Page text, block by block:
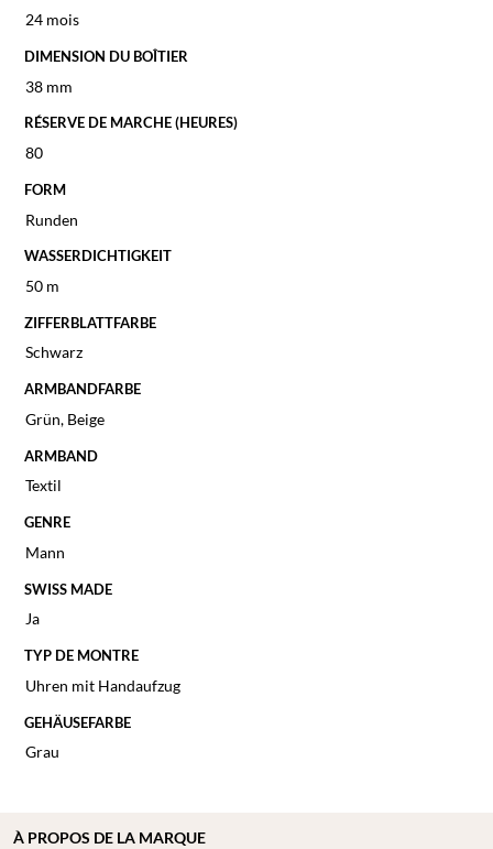
24 mois
DIMENSION DU BOÎTIER
38 mm
RÉSERVE DE MARCHE (HEURES)
80
FORM
Runden
WASSERDICHTIGKEIT
50 m
ZIFFERBLATTFARBE
Schwarz
ARMBANDFARBE
Grün, Beige
ARMBAND
Textil
GENRE
Mann
SWISS MADE
Ja
TYP DE MONTRE
Uhren mit Handaufzug
GEHÄUSEFARBE
Grau
À PROPOS DE LA MARQUE